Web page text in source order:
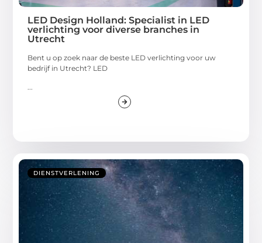
LED Design Holland: Specialist in LED
verlichting voor diverse branches in
Utrecht
Bent u op zoek naar de beste LED verlichting voor uw
bedrijf in Utrecht? LED
...
DIENSTVERLENING